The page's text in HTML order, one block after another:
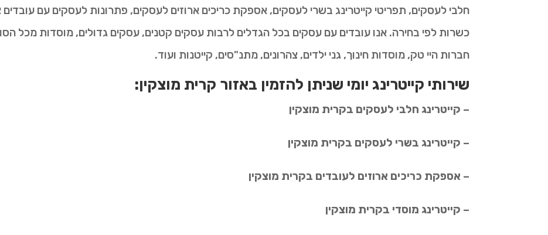
חלבי לעסקים, תפריטי קייטרינג בשרי לעסקים, אספקת כריכים ארוזים לעסקים, פתרונות לעסקים עם עובדים
כשרות לפי בחירה. אנו עובדים עם עסקים בכל הגדלים לרבות עסקים קטנים, עסקים גדולים, מוסדות מכל
חברות היי טק, מוסדות חינוך, גני ילדים, צהרונים, מתנ"סים, קייטנות ועוד.
שירותי קייטרינג יומי שניתן להזמין באזור קרית מוצקין:
– קייטרינג חלבי לעסקים בקרית מוצקין
– קייטרינג בשרי לעסקים בקרית מוצקין
– אספקת כריכים ארוזים לעובדים בקרית מוצקין
– קייטרינג מוסדי בקרית מוצקין